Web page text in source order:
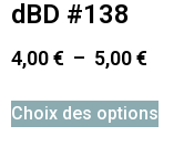
dBD #138
4,00€ – 5,00€
Choix des options